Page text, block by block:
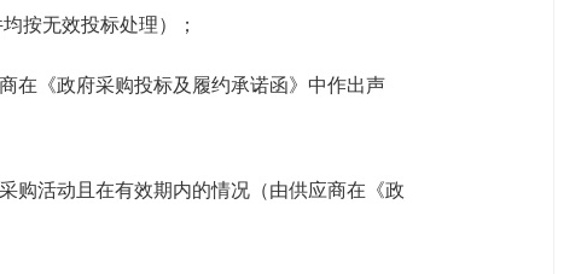
按无效投标处理）；
在《政府采购投标及履约承诺函》中作出声
购活动且在有效期内的情况（由供应商在《政